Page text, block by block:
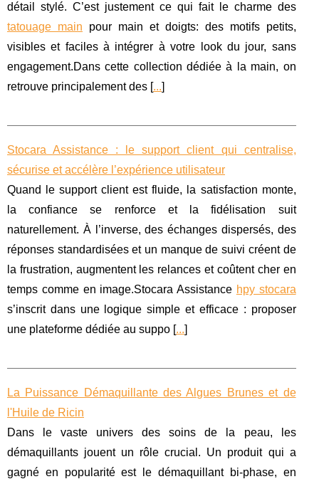
détail stylé. C’est justement ce qui fait le charme des
tatouage main pour main et doigts: des motifs petits,
visibles et faciles à intégrer à votre look du jour, sans
engagement.Dans cette collection dédiée à la main, on
retrouve principalement des [...]
Stocara Assistance : le support client qui centralise,
sécurise et accélère l’expérience utilisateur
Quand le support client est fluide, la satisfaction monte,
la confiance se renforce et la fidélisation suit
naturellement. À l’inverse, des échanges dispersés, des
réponses standardisées et un manque de suivi créent de
la frustration, augmentent les relances et coûtent cher en
temps comme en image.Stocara Assistance hpy stocara
s’inscrit dans une logique simple et efficace : proposer
une plateforme dédiée au suppo [...]
La Puissance Démaquillante des Algues Brunes et de
l'Huile de Ricin
Dans le vaste univers des soins de la peau, les
démaquillants jouent un rôle crucial. Un produit qui a
gagné en popularité est le démaquillant bi-phase, en